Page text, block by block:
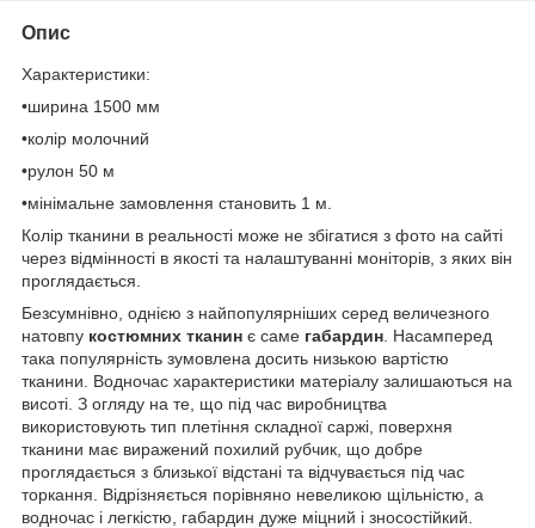
Опис
Характеристики:
•ширина 1500 мм
•колір молочний
•рулон 50 м
•мінімальне замовлення становить 1 м.
Колір тканини в реальності може не збігатися з фото на сайті
через відмінності в якості та налаштуванні моніторів, з яких він
проглядається.
Безсумнівно, однією з найпопулярніших серед величезного
натовпу костюмних тканин є саме габардин . Насамперед
така популярність зумовлена досить низькою вартістю
тканини. Водночас характеристики матеріалу залишаються на
висоті. З огляду на те, що під час виробництва
використовують тип плетіння складної саржі, поверхня
тканини має виражений похилий рубчик, що добре
проглядається з близької відстані та відчувається під час
торкання. Відрізняється порівняно невеликою щільністю, а
водночас і легкістю, габардин дуже міцний і зносостійкий.